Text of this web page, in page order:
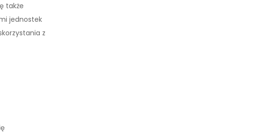
także
jednostek
z